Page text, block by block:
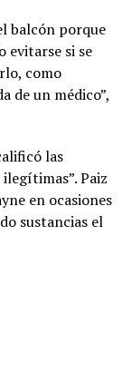
balcón porque
evitarse si se
como
de un médico”,
las
Paiz
en ocasiones
sustancias el